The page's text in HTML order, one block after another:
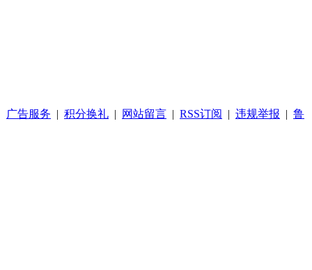
广告服务 | 积分换礼 | 网站留言 | RSS订阅 | 违规举报 | 鲁